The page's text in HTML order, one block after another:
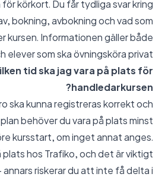
körkort. Du får tydliga svar kring
bokning, avbokning och vad som
kursen. Informationen gäller både
elever som ska övningsköra privat.
tid ska jag vara på plats för
handledarkursen?
ska kunna registreras korrekt och
behöver du vara på plats minst
kursstart, om inget annat anges.
plats hos Trafiko, och det är viktigt
riskerar du att inte få delta i